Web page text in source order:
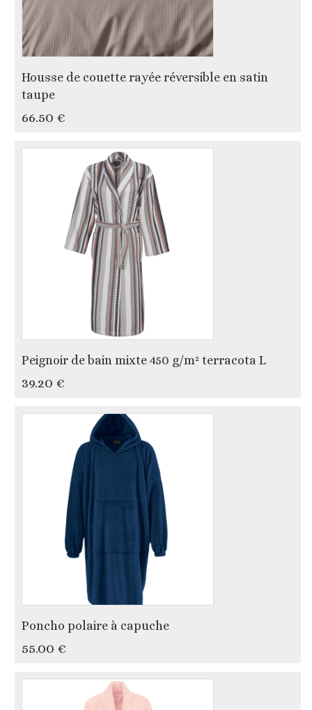
Housse de couette rayée réversible en satin
taupe
66.50 €
Peignoir de bain mixte 450 g/m² terracota L
39.20 €
Poncho polaire à capuche
55.00 €